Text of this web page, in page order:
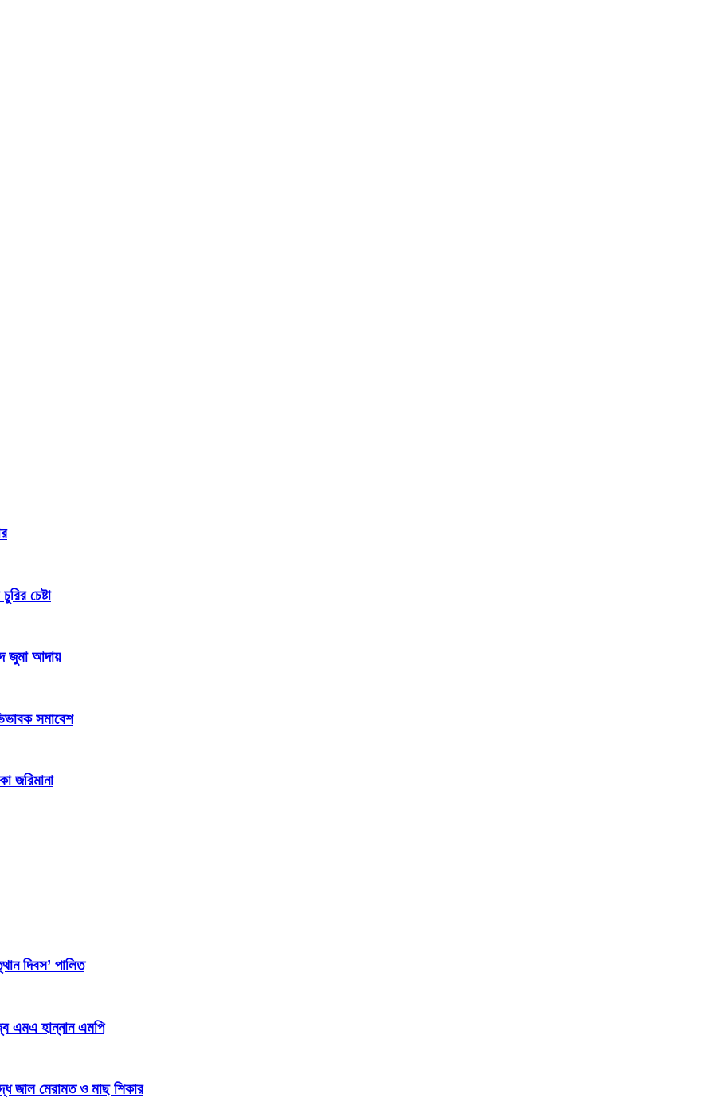
চেষ্টা
জুমা আদায়
সমাবেশ
জরিমানা
দিবস’ পালিত
এমএ হান্নান এমপি
জাল মেরামত ও মাছ শিকার